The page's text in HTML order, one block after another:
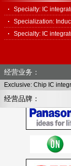
Specialty: IC
Specialization:
Specialty: IC
经营业务：
Exclusive: Chip IC
经营品牌：